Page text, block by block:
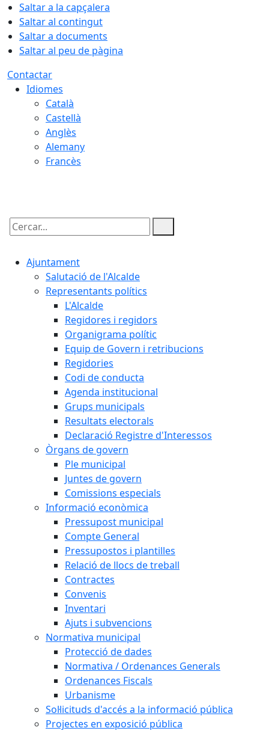
Saltar a la capçalera
Saltar al contingut
Saltar a documents
Saltar al peu de pàgina
Contactar
Idiomes
Català
Castellà
Anglès
Alemany
Francès
Cercar:
Ajuntament
Salutació de l'Alcalde
Representants polítics
L'Alcalde
Regidores i regidors
Organigrama polític
Equip de Govern i retribucions
Regidories
Codi de conducta
Agenda institucional
Grups municipals
Resultats electorals
Declaració Registre d'Interessos
Òrgans de govern
Ple municipal
Juntes de govern
Comissions especials
Informació econòmica
Pressupost municipal
Compte General
Pressupostos i plantilles
Relació de llocs de treball
Contractes
Convenis
Inventari
Ajuts i subvencions
Normativa municipal
Protecció de dades
Normativa / Ordenances Generals
Ordenances Fiscals
Urbanisme
Sol·licituds d'accés a la informació pública
Projectes en exposició pública